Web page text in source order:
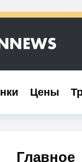
Цены
Цены
Главное